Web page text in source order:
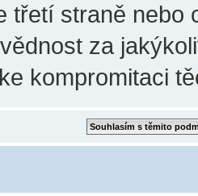
třetí straně nebo
za
kompromitaci